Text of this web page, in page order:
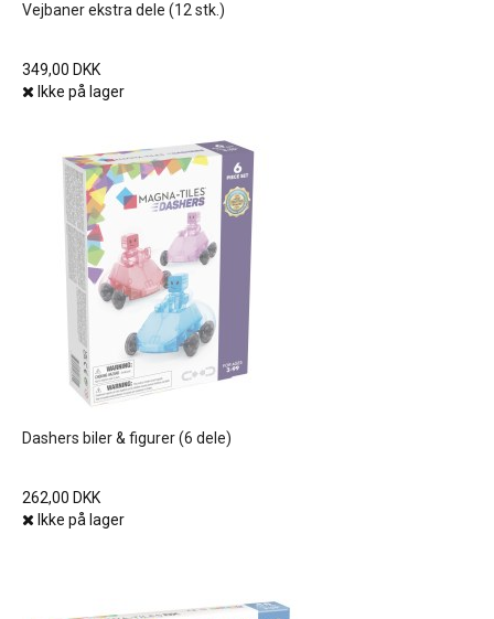
Vejbaner ekstra dele (12 stk.)
349,00 DKK
Ikke på lager
Dashers biler & figurer (6 dele)
262,00 DKK
Ikke på lager